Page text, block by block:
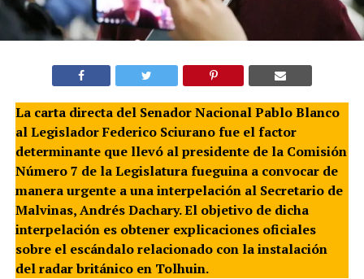
La carta directa del Senador Nacional Pablo Blanco
al Legislador Federico Sciurano fue el factor
determinante que llevó al presidente de la Comisión
Número 7 de la Legislatura fueguina a convocar de
manera urgente a una interpelación al Secretario de
Malvinas, Andrés Dachary. El objetivo de dicha
interpelación es obtener explicaciones oficiales
sobre el escándalo relacionado con la instalación
del radar británico en Tolhuin.